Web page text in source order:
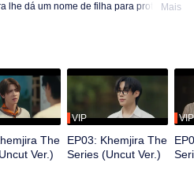
lhe dá um nome de filha para proteção.
ao longo do caminho.
Mais
The
Ver.)
VIP
EP03: Khemjira The
Series (Uncut Ver.)
VIP